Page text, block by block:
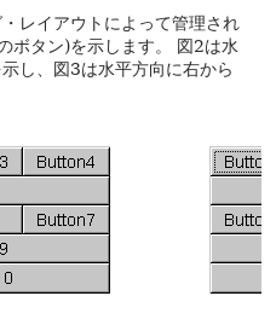
レイアウトによって管理され
ボタン)を示します。
図2は水
し、図3は水平方向に右から